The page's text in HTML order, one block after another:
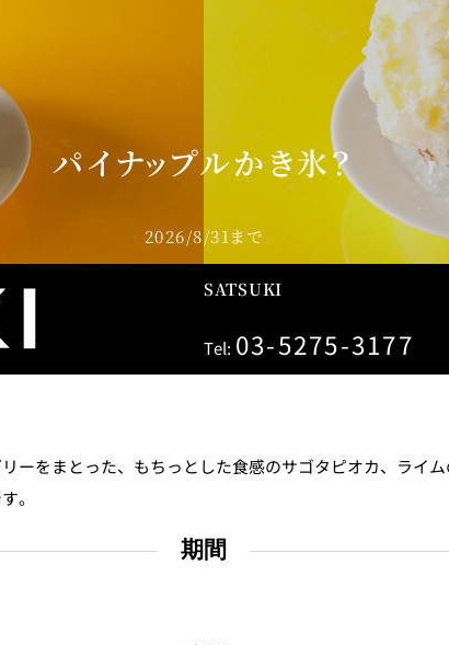
宿泊者限
ディナ ーご優
内
ガーデンラ
ピエール・エルメ・パリ
トレーダーヴィックス
東京
ベッラ・ヴ
資料請求
パイナップルかき氷？
2026/8/31まで
SATSUKI
Tel: 03-5275-3177
ーをまとった、もちっとした食感のサゴタピオカ、ライ
。
期間